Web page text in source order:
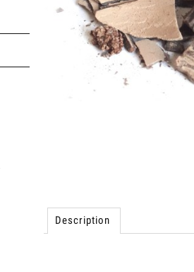
Description